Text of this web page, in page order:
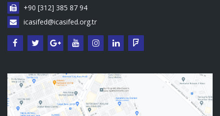
+90 [312] 385 87 94
icasifed@icasifed.org.tr